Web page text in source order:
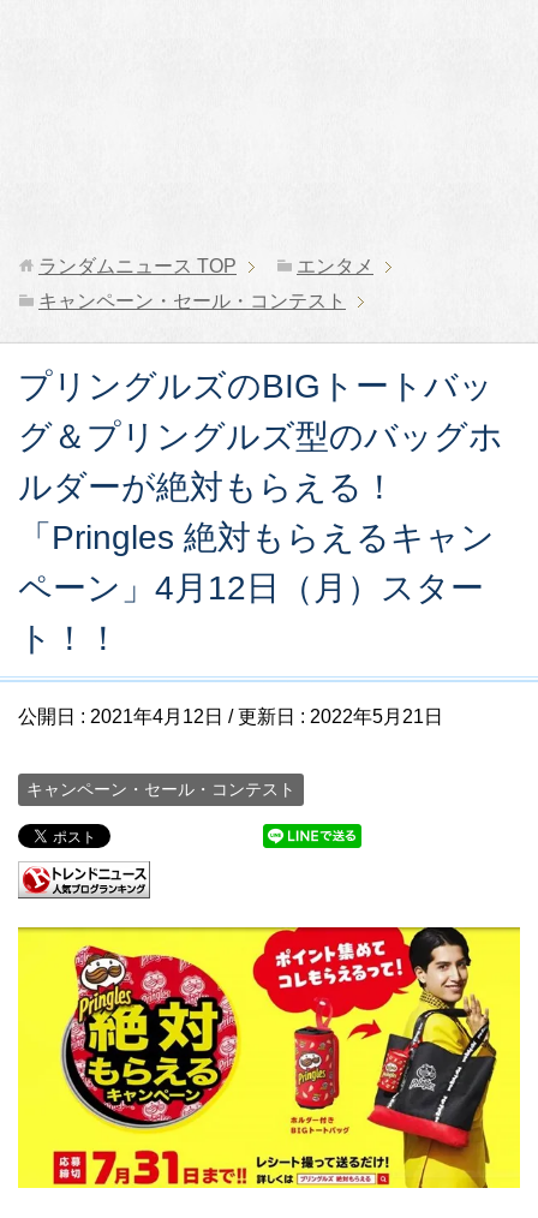
ランダムニュース TOP
エンタメ
キャンペーン・セール・コンテスト
プリングルズのBIGトートバッ
グ＆プリングルズ型のバッグホ
ルダーが絶対もらえる！
「Pringles 絶対もらえるキャン
ペーン」4月12日（月）スター
ト！！
公開日 : 2021年4月12日 / 更新日 : 2022年5月21日
キャンペーン・セール・コンテスト